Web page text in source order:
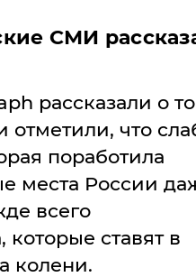
СМИ
рассказали о
отметили, что
поработила
места России
всего
ставят в
колени.